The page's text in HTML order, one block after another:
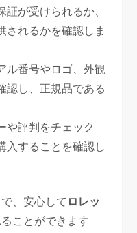
証が受けられるか、
されるかを確認しま
ル番号やロゴ、外観
認し、正規品である
や評判をチェック
入することを確認し
、安心して ロレッ
ことができます